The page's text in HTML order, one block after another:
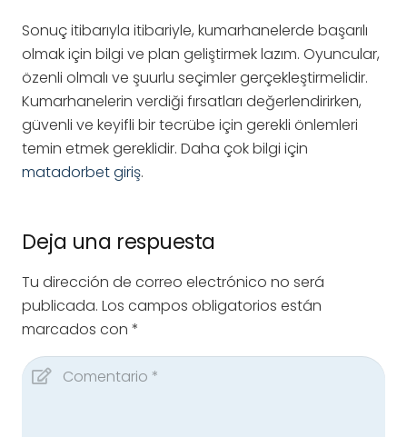
Sonuç itibarıyla itibariyle, kumarhanelerde başarılı
olmak için bilgi ve plan geliştirmek lazım. Oyuncular,
özenli olmalı ve şuurlu seçimler gerçekleştirmelidir.
Kumarhanelerin verdiği fırsatları değerlendirirken,
güvenli ve keyifli bir tecrübe için gerekli önlemleri
temin etmek gereklidir. Daha çok bilgi için
matadorbet giriş.
Deja una respuesta
Tu dirección de correo electrónico no será
publicada. Los campos obligatorios están
marcados con *